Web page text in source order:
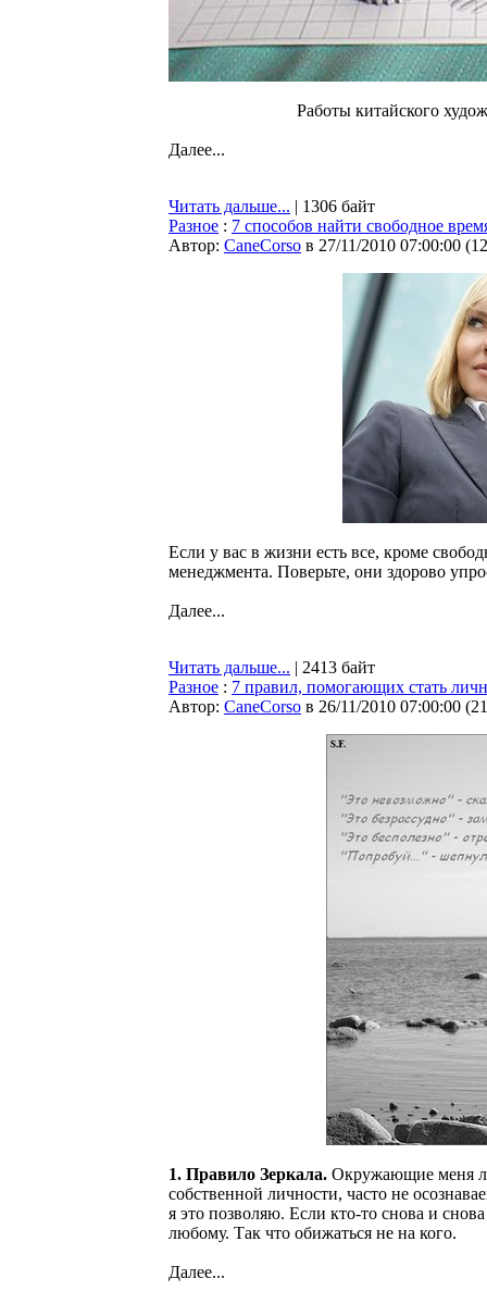
Работы китайского
Далее...
Читать дальше... | 1306 байт
Разное : 7 способов найти свободное
Автор: CaneCorso в 27/11/2010 07:00:00 (
Если у вас в жизни есть все, кроме
менеджмента. Поверьте, они здорово
Далее...
Читать дальше... | 2413 байт
Разное : 7 правил, помогающих стать
Автор: CaneCorso в 26/11/2010 07:00:00 (
1. Правило Зеркала. Окружающие меня
собственной личности, часто не
я это позволяю. Если кто-то снова и
любому. Так что обижаться не на кого.
Далее...